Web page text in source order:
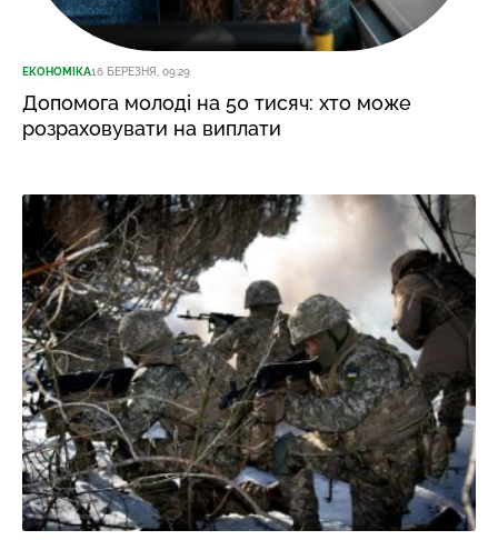
ЕКОНОМІКА16 БЕРЕЗНЯ, 09:29
Допомога молоді на 50 тисяч: хто може
розраховувати на виплати